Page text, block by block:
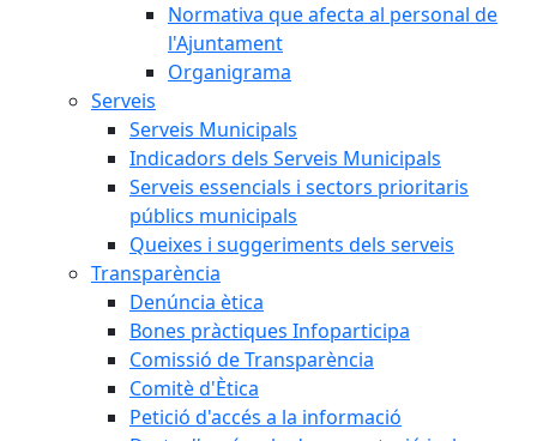
Normativa que afecta al personal de
l'Ajuntament
Organigrama
Serveis
Serveis Municipals
Indicadors dels Serveis Municipals
Serveis essencials i sectors prioritaris
públics municipals
Queixes i suggeriments dels serveis
Transparència
Denúncia ètica
Bones pràctiques Infoparticipa
Comissió de Transparència
Comitè d'Ètica
Petició d'accés a la informació